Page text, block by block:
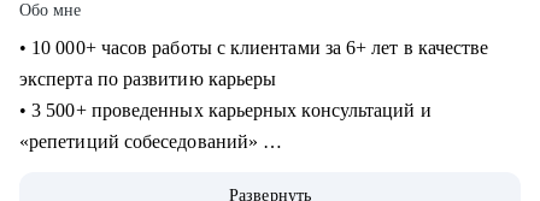
Обо мне
• 10 000+ часов работы с клиентами за 6+ лет в качестве
эксперта по развитию карьеры
• 3 500+ проведенных карьерных консультаций и
«репетиций собеседований»
Развернуть